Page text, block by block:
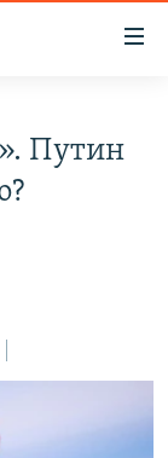
Путин